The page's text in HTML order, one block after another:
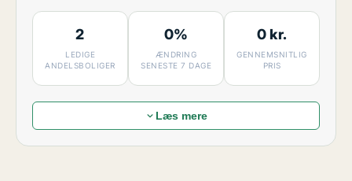
2
LEDIGE
ANDELSBOLIGER
0%
ÆNDRING
SENESTE 7 DAGE
0 kr.
GENNEMSNITLIG
PRIS
Læs mere